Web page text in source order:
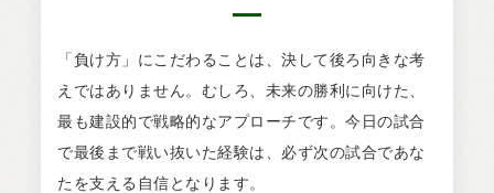
「負け方」にこだわることは、決して後ろ向きな考
えではありません。むしろ、未来の勝利に向けた、
最も建設的で戦略的なアプローチです。今日の試合
で最後まで戦い抜いた経験は、必ず次の試合であな
たを支える自信となります。